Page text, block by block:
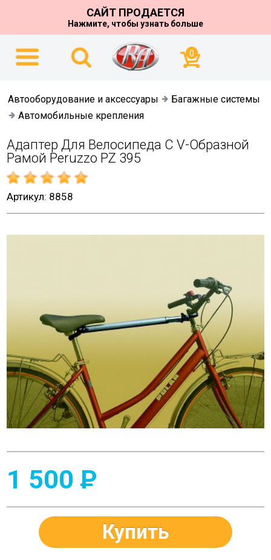
САЙТ ПРОДАЕТСЯ
Нажмите, чтобы узнать больше
0
Автооборудование и аксессуары
Багажные системы
Автомобильные крепления
Адаптер Для Велосипеда С V-Образной
Рамой Peruzzo PZ 395
Артикул: 8858
1 500 P
Купить